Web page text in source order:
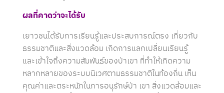
ผลที่คาดว่าจะได้รับ
เยาวชนได้รับการเรียนรู้และประสบการณ์ตรง เกี่ยวกับ
ธรรมชาติและสิ่งแวดล้อม เกิดการแลกเปลี่ยนเรียนรู้
และเข้าใจถึงความสัมพันธ์ของป่าเขา ที่ทำให้เกิดความ
หลากหลายของระบบนิเวศตามธรรมชาติในท้องถิ่น เห็น
คุณค่าและตระหนักในการอนุรักษ์ป่า เขา สิ่งแวดล้อมและ